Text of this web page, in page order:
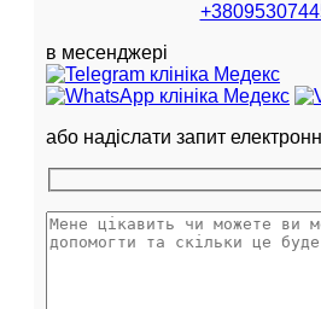
в месенджері
або надіслати запит